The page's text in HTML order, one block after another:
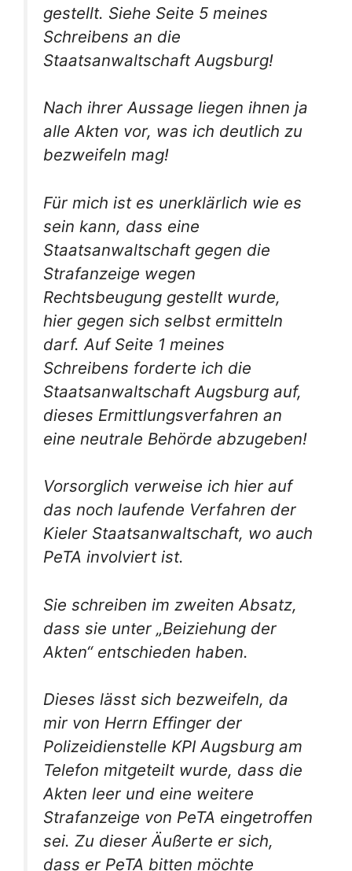
gestellt. Siehe Seite 5 meines
Schreibens an die
Staatsanwaltschaft Augsburg!
Nach ihrer Aussage liegen ihnen ja
alle Akten vor, was ich deutlich zu
bezweifeln mag!
Für mich ist es unerklärlich wie es
sein kann, dass eine
Staatsanwaltschaft gegen die
Strafanzeige wegen
Rechtsbeugung gestellt wurde,
hier gegen sich selbst ermitteln
darf. Auf Seite 1 meines
Schreibens forderte ich die
Staatsanwaltschaft Augsburg auf,
dieses Ermittlungsverfahren an
eine neutrale Behörde abzugeben!
Vorsorglich verweise ich hier auf
das noch laufende Verfahren der
Kieler Staatsanwaltschaft, wo auch
PeTA involviert ist.
Sie schreiben im zweiten Absatz,
dass sie unter „Beiziehung der
Akten“ entschieden haben.
Dieses lässt sich bezweifeln, da
mir von Herrn Effinger der
Polizeidienstelle KPI Augsburg am
Telefon mitgeteilt wurde, dass die
Akten leer und eine weitere
Strafanzeige von PeTA eingetroffen
sei. Zu dieser Äußerte er sich,
dass er PeTA bitten möchte